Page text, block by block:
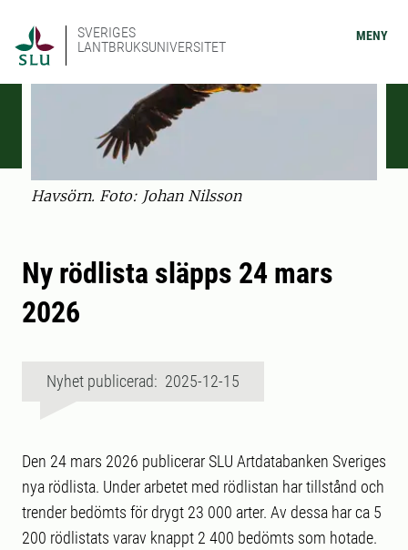
SVERIGES
LANTBRUKSUNIVERSITET
MENY
Havsörn. Foto: Johan Nilsson
Ny rödlista släpps 24 mars
2026
Nyhet publicerad: 2025-12-15
Den 24 mars 2026 publicerar SLU Artdatabanken Sveriges
nya rödlista. Under arbetet med rödlistan har tillstånd och
trender bedömts för drygt 23 000 arter. Av dessa har ca 5
200 rödlistats varav knappt 2 400 bedömts som hotade.